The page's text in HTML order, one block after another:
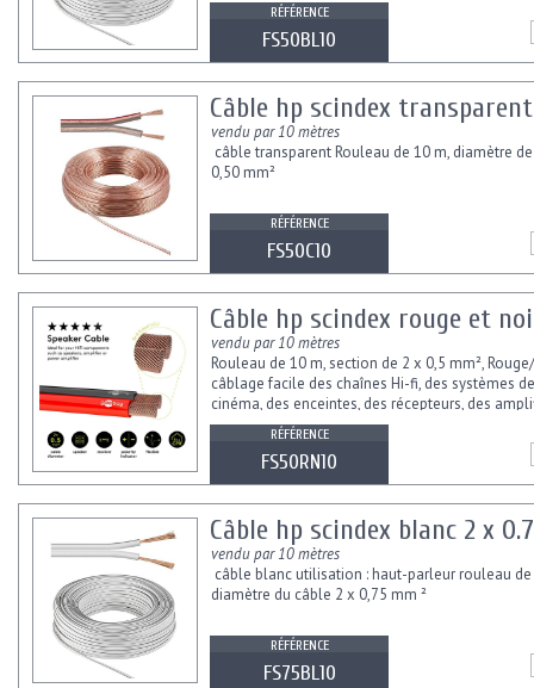
RÉFÉRENCE
FS50BL10
Câble hp scindex
vendu par 10 mètres
câble transparent Rouleau de 10 m, diamètre
0,50 mm²
RÉFÉRENCE
FS50C10
Câble hp scindex rouge et
vendu par 10 mètres
Rouleau de 10 m, section de 2 x 0,5 mm²,
câblage facile des chaînes Hi-fi, des systèmes
cinéma, des enceintes, des récepteurs, des
des amplificateurs de...
RÉFÉRENCE
FS50RN10
Câble hp scindex blanc 2 x
vendu par 10 mètres
câble blanc utilisation : haut-parleur rouleau de
diamètre du câble 2 x 0,75 mm ²
RÉFÉRENCE
FS75BL10